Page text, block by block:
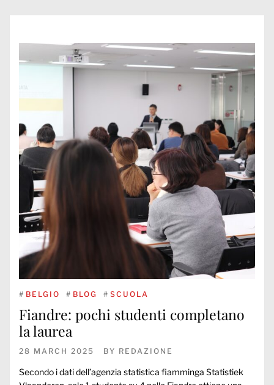
# BELGIO # BLOG # SCUOLA
Fiandre: pochi studenti completano
la laurea
28 MARCH 2025 BY REDAZIONE
Secondo i dati dell’agenzia statistica fiamminga Statistiek